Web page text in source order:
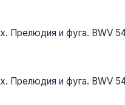
Прелюдия и фуга. BWV
Прелюдия и фуга. BWV